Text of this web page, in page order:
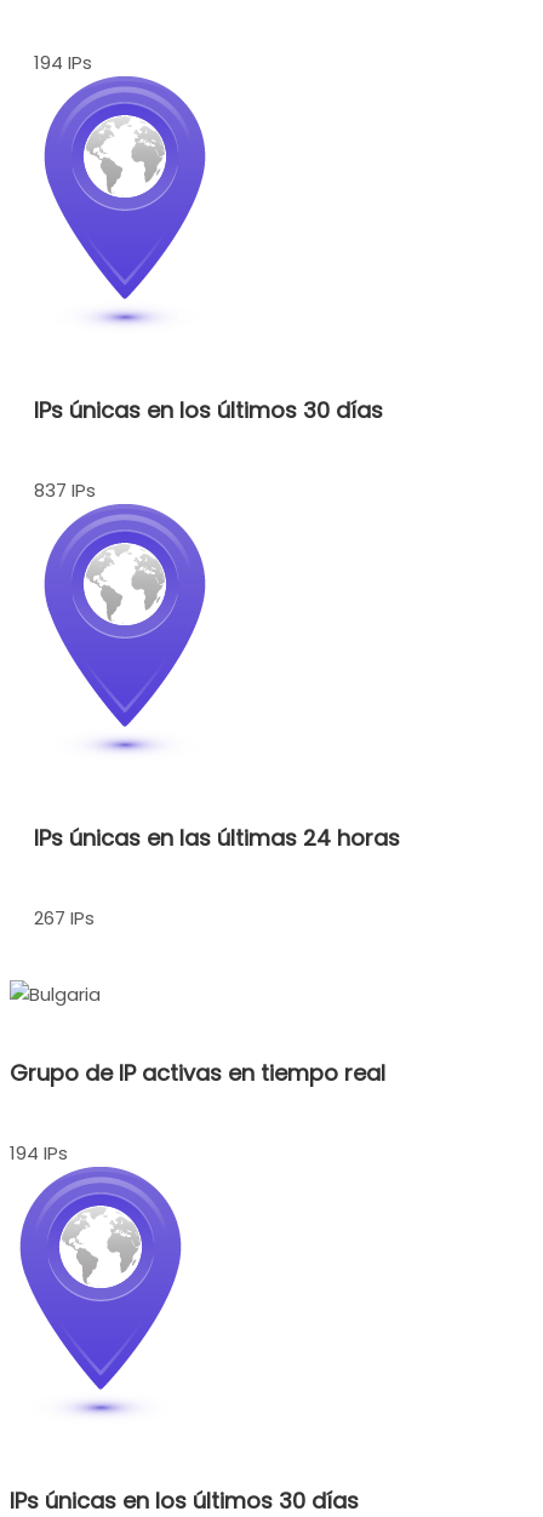
194 IPs
IPs únicas en los últimos 30 días
837 IPs
IPs únicas en las últimas 24 horas
267 IPs
Grupo de IP activas en tiempo real
194 IPs
IPs únicas en los últimos 30 días